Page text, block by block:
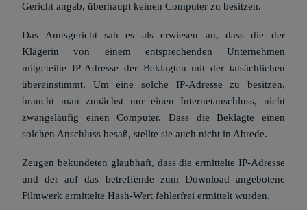
Gericht angab, überhaupt keinen Computer zu besitzen.
Das Amtsgericht sah es als erwiesen an, dass die der
Klägerin von einem entsprechenden Unternehmen
mitgeteilte IP-Adresse der Beklagten mit der tatsächlichen
übereinstimmt. Um eine solche IP-Adresse zu besitzen,
braucht man zunächst nur einen Internetanschluss, nicht
zwangsläufig einen Computer. Dass die Beklagte einen
solchen Anschluss besaß, stellte sie auch nicht in Abrede.
Zeugen bekundeten glaubhaft, dass die ermittelte IP-Adresse
und der auf das betreffende zum Download angebotene
Filmwerk ermittelte Hash-Wert fehlerfrei ermittelt wurden.